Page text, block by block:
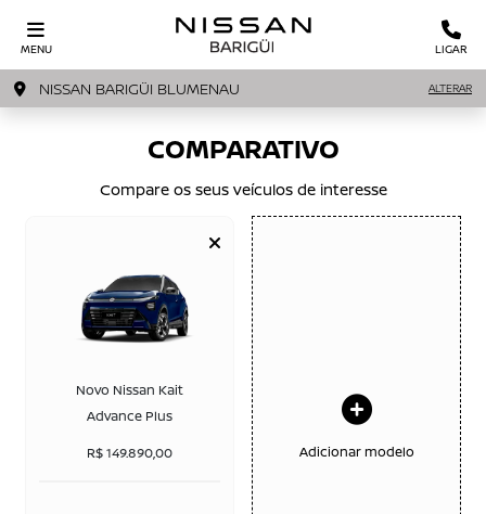
MENU LIGAR
NISSAN BARIGÜI BLUMENAU ALTERAR
COMPARATIVO
Compare os seus veículos de interesse
Novo Nissan Kait
Advance Plus
R$ 149.890,00
Adicionar modelo